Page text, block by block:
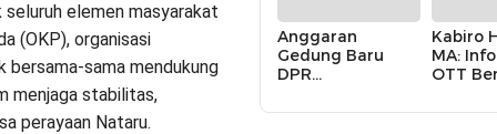
elemen masyarakat
(OKP), organisasi
bersama-sama mendukung
menjaga stabilitas,
perayaan Nataru.
Anggaran
Gedung Baru
DPR
Cair karena
Kabiro
MA:
OTT
Internal